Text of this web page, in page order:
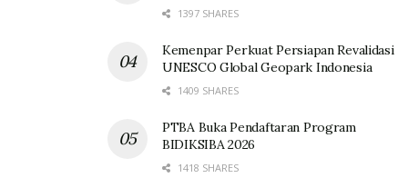
1397 SHARES
Kemenpar Perkuat Persiapan Revalidasi
UNESCO Global Geopark Indonesia
1409 SHARES
PTBA Buka Pendaftaran Program
BIDIKSIBA 2026
1418 SHARES